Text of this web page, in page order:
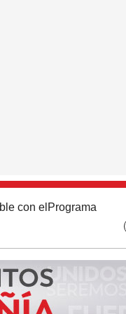
con el Programa